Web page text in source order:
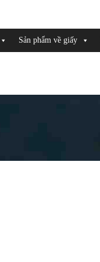
Sản phẩm về giấy